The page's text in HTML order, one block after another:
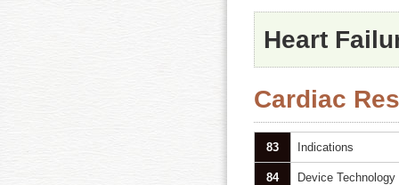
Heart
Cardiac
83 Indications
84 Device Technology